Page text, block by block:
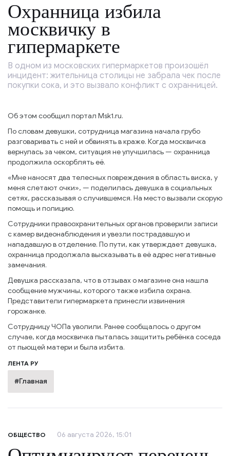
Охранница избила
москвичку в
гипермаркете
В одном из московских гипермаркетов произошёл
инцидент: жительница столицы не забрала чек после
покупки сока, и это вызвало конфликт с охранницей.
Об этом сообщил портал Msk1.ru.
По словам девушки, сотрудница магазина начала грубо
разговаривать с ней и обвинять в краже. Когда москвичка
вернулась за чеком, ситуация не улучшилась — охранница
продолжила оскорблять её.
«Мне наносят два телесных повреждения в область виска, у
меня слетают очки», — поделилась девушка в социальных
сетях, рассказывая о случившемся. На место вызвали скорую
помощь и полицию.
Сотрудники правоохранительных органов проверили записи
с камер видеонаблюдения и увезли пострадавшую и
нападавшую в отделение. По пути, как утверждает девушка,
охранница продолжала высказывать в её адрес негативные
замечания.
Девушка рассказала, что в отзывах о магазине она нашла
сообщение мужчины, которого также избила охрана.
Представители гипермаркета принесли извинения
горожанке.
Сотрудницу ЧОПа уволили. Ранее сообщалось о другом
случае, когда москвичка пыталась защитить ребёнка соседа
от пьющей матери и была избита.
ЛЕНТА РУ
#Главная
ОБЩЕСТВО 06 августа 2026, 15:01